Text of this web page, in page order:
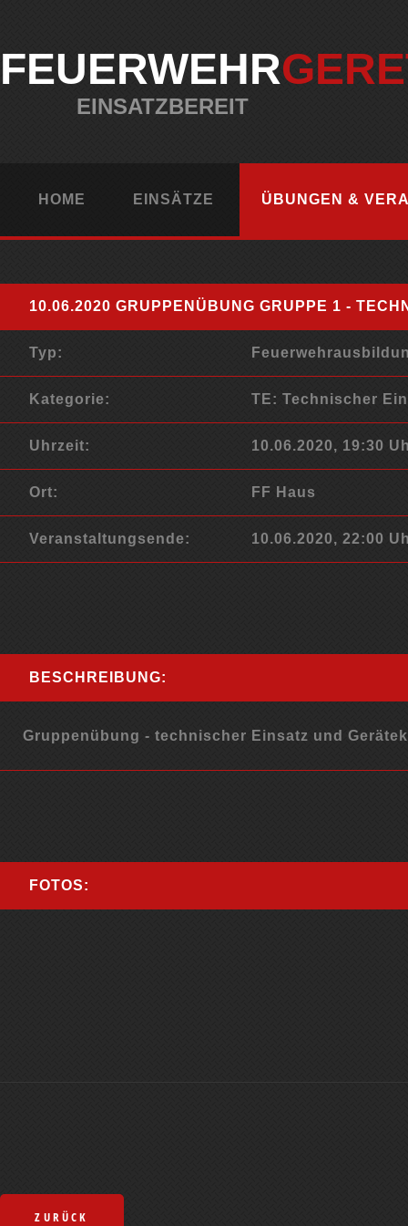
FEUERWEHR
EINSATZBEREIT
HOME EINSÄTZE ÜBUNGEN &
10.06.2020 GRUPPENÜBUNG GRUPPE 1 -
Typ:
Kategorie: TE: Technischer
Uhrzeit: 10.06.2020, 19:30
Ort: FF Haus
Veranstaltungsende: 10.06.2020, 22:00
BESCHREIBUNG:
Gruppenübung - technischer Einsatz und
FOTOS:
ZURÜCK